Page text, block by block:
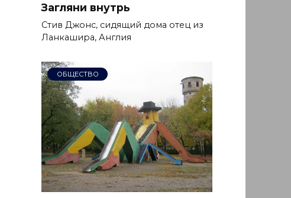
Загляни внутрь
Стив Джонс, сидящий дома отец из
Ланкашира, Англия
ОБЩЕСТВО